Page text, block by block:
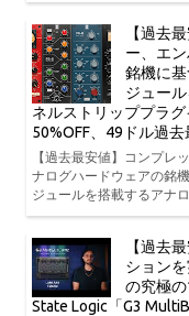
【過去
ー、エ
銘機に
ジュー
ネルストリッププラ
50%OFF、49ドル過去
【過去最安値】コンプレ
ナログハードウェアの銘
ジュールを搭載するアナ
【過去
ション
の究極
State Logic「G3